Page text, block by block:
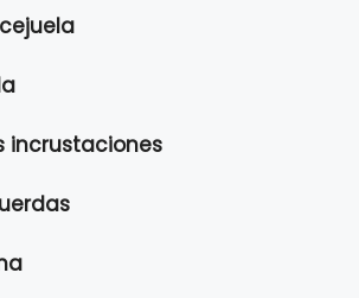
incrustaciones